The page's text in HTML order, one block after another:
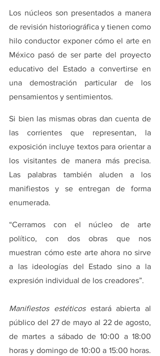
Los núcleos son presentados a manera
de revisión historiográfica y tienen como
hilo conductor exponer cómo el arte en
México pasó de ser parte del proyecto
educativo del Estado a convertirse en
una demostración particular de los
pensamientos y sentimientos.
Si bien las mismas obras dan cuenta de
las corrientes que representan, la
exposición incluye textos para orientar a
los visitantes de manera más precisa.
Las palabras también aluden a los
manifiestos y se entregan de forma
enumerada.
“Cerramos con el núcleo de arte
político, con dos obras que nos
muestran cómo este arte ahora no sirve
a las ideologías del Estado sino a la
expresión individual de los creadores”.
Manifiestos estéticos estará abierta al
público del 27 de mayo al 22 de agosto,
de martes a sábado de 10:00 a 18:00
horas y domingo de 10:00 a 15:00 horas.